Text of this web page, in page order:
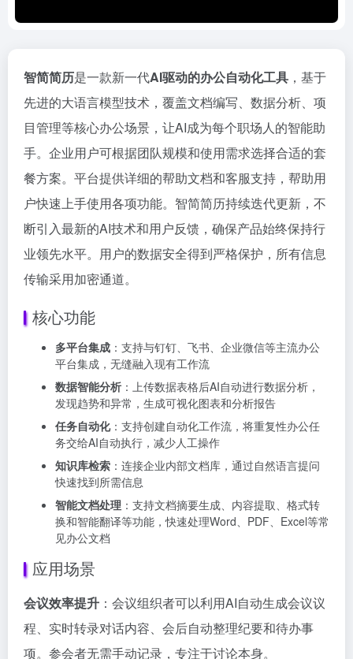
智简简历是一款新一代AI驱动的办公自动化工具 ，基于
先进的大语言模型技术，覆盖文档编写、数据分析、项
目管理等核心办公场景，让AI成为每个职场人的智能助
手。企业用户可根据团队规模和使用需求选择合适的套
餐方案。平台提供详细的帮助文档和客服支持，帮助用
户快速上手使用各项功能。智简简历持续迭代更新，不
断引入最新的AI技术和用户反馈，确保产品始终保持行
业领先水平。用户的数据安全得到严格保护，所有信息
传输采用加密通道。
核心功能
多平台集成 ：支持与钉钉、飞书、企业微信等主流办公
平台集成，无缝融入现有工作流
数据智能分析 ：上传数据表格后AI自动进行数据分析，
发现趋势和异常，生成可视化图表和分析报告
任务自动化：支持创建自动化工作流，将重复性办公任
务交给AI自动执行，减少人工操作
知识库检索 ：连接企业内部文档库，通过自然语言提问
快速找到所需信息
智能文档处理 ：支持文档摘要生成、内容提取、格式转
换和智能翻译等功能，快速处理Word、PDF、Excel等常
见办公文档
应用场景
会议效率提升 ：会议组织者可以利用AI自动生成会议议
程、实时转录对话内容、会后自动整理纪要和待办事
项。参会者无需手动记录，专注于讨论本身。